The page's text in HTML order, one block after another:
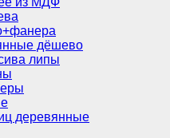
дёшево
липы
деревянные